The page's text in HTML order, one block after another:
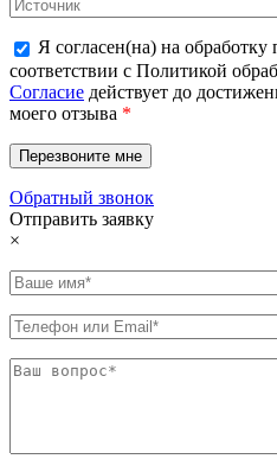
Я согласен(на) на
соответствии с Политикой
Согласие действует до
моего отзыва *
Обратный звонок
Отправить заявку
×